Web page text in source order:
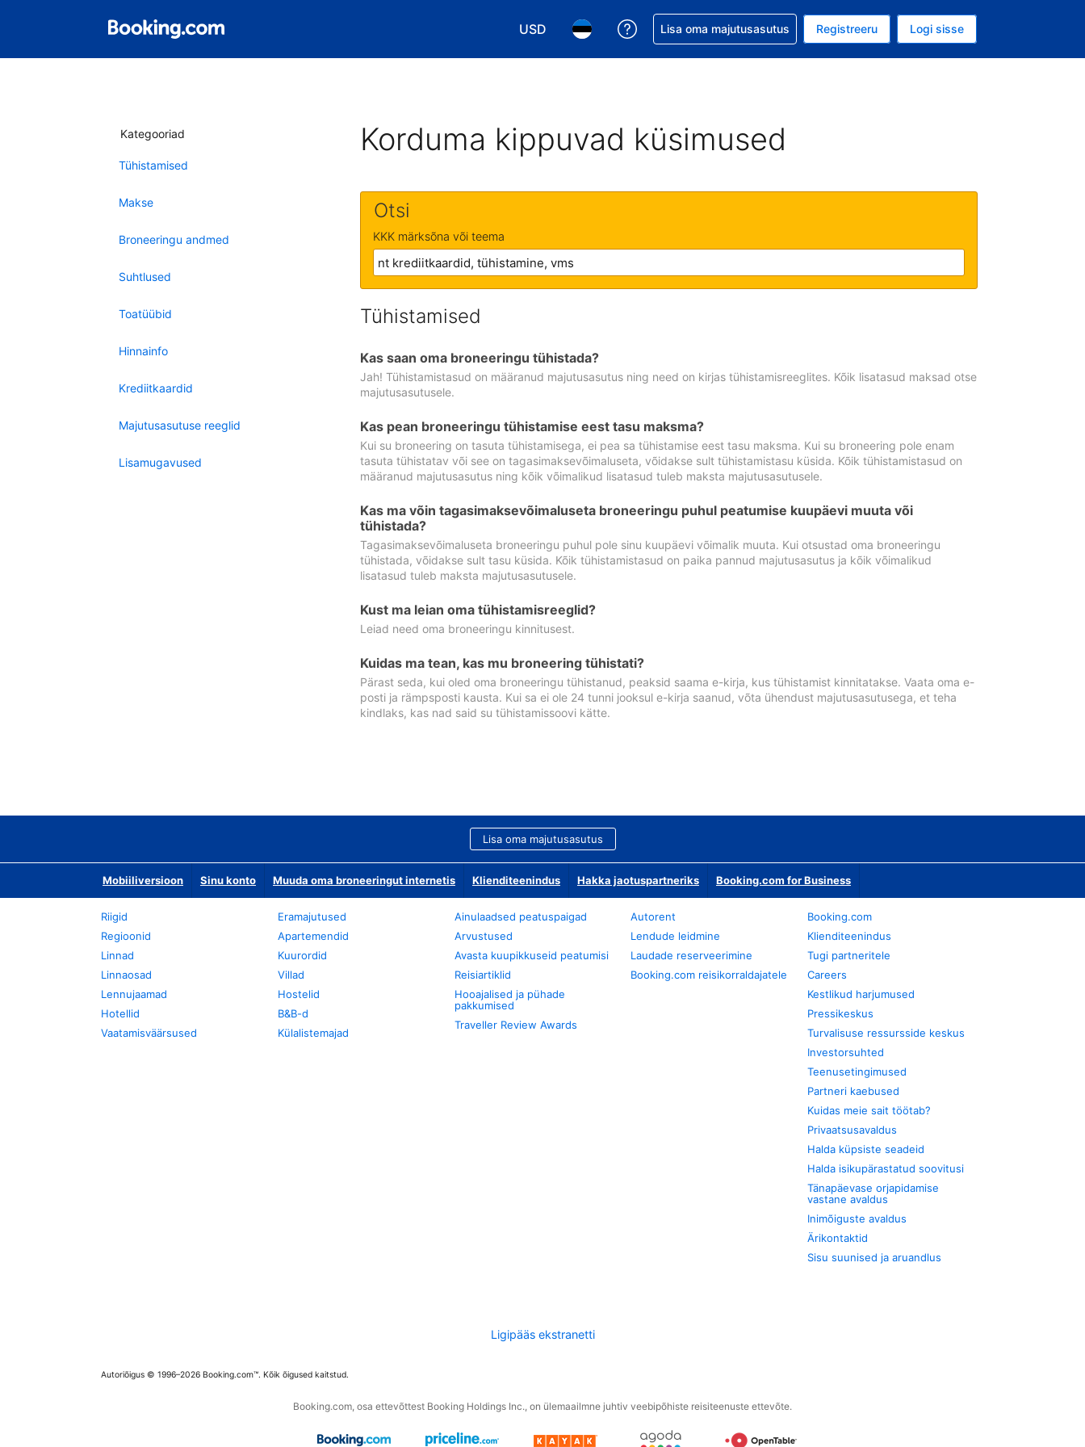
USD
Vali valuuta. Praegune valitud valuuta on USA dollar
Vali keel. Praegune valitud keel on Eesti keeles
Saa broneeringuga abi
Lisa oma majutusasutus Registreeru Logi sisse
Kategooriad
Tühistamised
Makse
Broneeringu andmed
Suhtlused
Toatüübid
Hinnainfo
Krediitkaardid
Majutusasutuse reeglid
Lisamugavused
Korduma kippuvad küsimused
Otsi
KKK märksõna või teema
Tühistamised
Kas saan oma broneeringu tühistada?
Jah! Tühistamistasud on määranud majutusasutus ning need on kirjas tühistamisreeglites. Kõik lisatasud maksad otse
majutusasutusele.
Kas pean broneeringu tühistamise eest tasu maksma?
Kui su broneering on tasuta tühistamisega, ei pea sa tühistamise eest tasu maksma. Kui su broneering pole enam
tasuta tühistatav või see on tagasimaksevõimaluseta, võidakse sult tühistamistasu küsida. Kõik tühistamistasud on
määranud majutusasutus ning kõik võimalikud lisatasud tuleb maksta majutusasutusele.
Kas ma võin tagasimaksevõimaluseta broneeringu puhul peatumise kuupäevi muuta või
tühistada?
Tagasimaksevõimaluseta broneeringu puhul pole sinu kuupäevi võimalik muuta. Kui otsustad oma broneeringu
tühistada, võidakse sult tasu küsida. Kõik tühistamistasud on paika pannud majutusasutus ja kõik võimalikud
lisatasud tuleb maksta majutusasutusele.
Kust ma leian oma tühistamisreeglid?
Leiad need oma broneeringu kinnitusest.
Kuidas ma tean, kas mu broneering tühistati?
Pärast seda, kui oled oma broneeringu tühistanud, peaksid saama e-kirja, kus tühistamist kinnitatakse. Vaata oma e-
posti ja rämpsposti kausta. Kui sa ei ole 24 tunni jooksul e-kirja saanud, võta ühendust majutusasutusega, et teha
kindlaks, kas nad said su tühistamissoovi kätte.
Lisa oma majutusasutus
Mobiiliversioon Sinu konto Muuda oma broneeringut internetis Klienditeenindus Hakka jaotuspartneriks Booking.com for Business
Riigid
Regioonid
Linnad
Linnaosad
Lennujaamad
Hotellid
Vaatamisväärsused
Eramajutused
Apartemendid
Kuurordid
Villad
Hostelid
B&B-d
Külalistemajad
Ainulaadsed peatuspaigad
Arvustused
Avasta kuupikkuseid peatumisi
Reisiartiklid
Hooajalised ja pühade
pakkumised
Traveller Review Awards
Autorent
Lendude leidmine
Laudade reserveerimine
Booking.com reisikorraldajatele
Booking.com
Klienditeenindus
Tugi partneritele
Careers
Kestlikud harjumused
Pressikeskus
Turvalisuse ressursside keskus
Investorsuhted
Teenusetingimused
Partneri kaebused
Kuidas meie sait töötab?
Privaatsusavaldus
Halda küpsiste seadeid
Halda isikupärastatud soovitusi
Tänapäevase orjapidamise
vastane avaldus
Inimõiguste avaldus
Ärikontaktid
Sisu suunised ja aruandlus
Ligipääs ekstranetti
Autoriõigus © 1996–2026 Booking.com™. Kõik õigused kaitstud.
Booking.com, osa ettevõttest Booking Holdings Inc., on ülemaailmne juhtiv veebipõhiste reisiteenuste ettevõte.